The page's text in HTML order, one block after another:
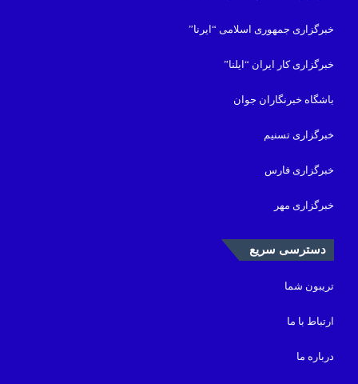
خبرگزاری جمهوری اسلامی “ایرنا”
خبرگزاری کار ایران “ایلنا”
باشگاه خبرنگاران جوان
خبرگزاری تسنیم
خبرگزاری فارس
خبرگزاری مهر
دسترسی سریع
تریبون شما
ارتباط با ما
درباره ما